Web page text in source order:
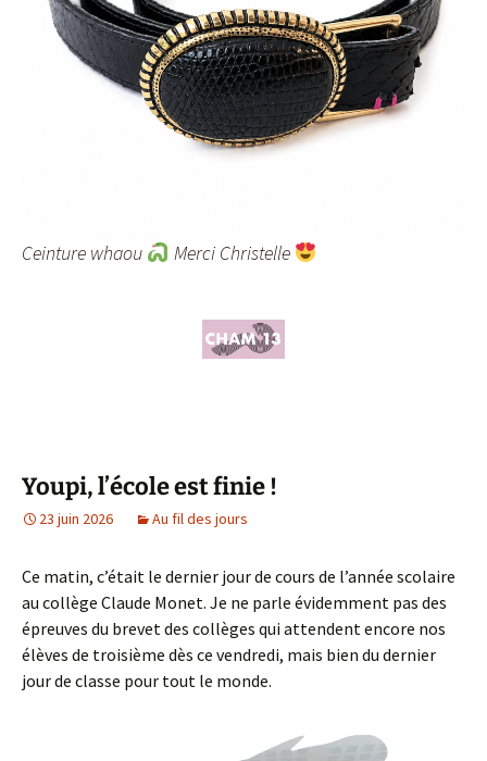
Ceinture whaou Merci Christelle
Youpi, l’école est finie !
23 juin 2026 Au fil des jours
Ce matin, c’était le dernier jour de cours de l’année scolaire
au collège Claude Monet. Je ne parle évidemment pas des
épreuves du brevet des collèges qui attendent encore nos
élèves de troisième dès ce vendredi, mais bien du dernier
jour de classe pour tout le monde.